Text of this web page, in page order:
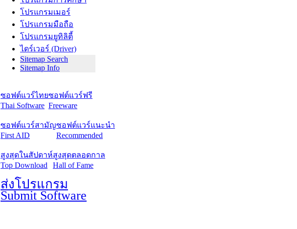
โปรแกรมเมอร์
โปรแกรมมือถือ
โปรแกรมยูทิลิตี้
ไดร์เวอร์ (Driver)
Sitemap Search
Sitemap Info
ซอฟต์แวร์ไทย
Thai Software
ซอฟต์แวร์ฟรี
Freeware
ซอฟต์แวร์สามัญ
First AID
ซอฟต์แวร์แนะนำ
Recommended
สูงสุดในสัปดาห์
Top Download
สูงสุดตลอดกาล
Hall of Fame
ส่งโปรแกรม
Submit Software